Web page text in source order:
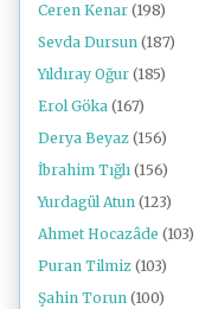
Ceren Kenar (198)
Sevda Dursun (187)
Yıldıray Oğur (185)
Erol Göka (167)
Derya Beyaz (156)
İbrahim Tığlı (156)
Yurdagül Atun (123)
Ahmet Hocazâde (103)
Puran Tilmiz (103)
Şahin Torun (100)